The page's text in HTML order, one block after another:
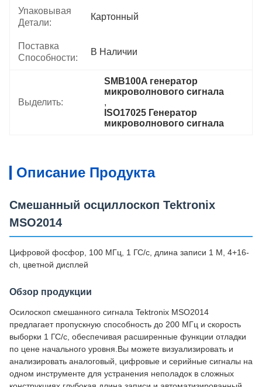
Упаковывая
Детали:
Картонный
Поставка
Способности:
В Наличии
Выделить:
SMB100A генератор
микроволнового сигнала
,
ISO17025 Генератор
микроволнового сигнала
Описание Продукта
Смешанный осциллоскоп Tektronix
MSO2014
Цифровой фосфор, 100 МГц, 1 ГС/с, длина записи 1 М, 4+16-
ch, цветной дисплей
Обзор продукции
Осилоскоп смешанного сигнала Tektronix MSO2014
предлагает пропускную способность до 200 МГц и скорость
выборки 1 ГС/с, обеспечивая расширенные функции отладки
по цене начального уровня.Вы можете визуализировать и
анализировать аналоговый, цифровые и серийные сигналы на
одном инструменте для устранения неполадок в сложных